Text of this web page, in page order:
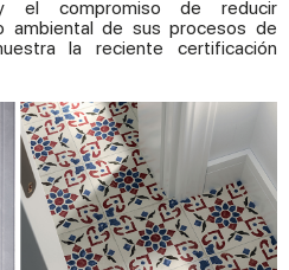
el compromiso de reducir
ambiental de sus procesos de
la reciente certificación